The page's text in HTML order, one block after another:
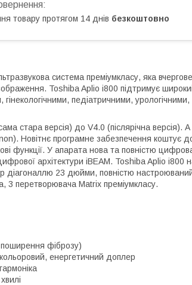
товару протягом 14 днів безкоштовно
система преміумкласу, яка
Toshiba Aplio i800 підтримує
педіатричними, урологічними,
стара версія) до V4.0 (післярічна версія).
Новітнє програмне забезпечення коштує
функції. У апарата нова та повністю
архітектури iBEAM. Toshiba Aplio i800
діагоналлю 23 дюйми, повністю
3 перетворювача Matrix преміумкласу.
фіброзу)
енергетичний доплер